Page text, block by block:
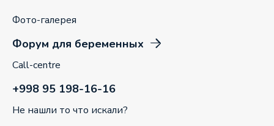
Фото-галерея
Форум для беременных
Call-centre
+998 95 198-16-16
Не нашли то что искали?